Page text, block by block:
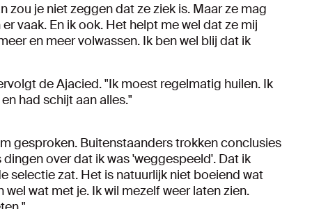
zou je niet zeggen dat ze ziek is. Maar ze mag
vaak. En ik ook. Het helpt me wel dat ze mij
en meer volwassen. Ik ben wel blij dat ik
de Ajacied. "Ik moest regelmatig huilen. Ik
had schijt aan alles."
gesproken. Buitenstaanders trokken conclusies
over dat ik was 'weggespeeld'. Dat ik
selectie zat. Het is natuurlijk niet boeiend wat
wat met je. Ik wil mezelf weer laten zien.